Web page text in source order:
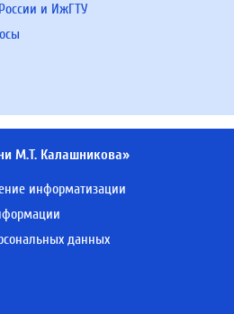
и ИжГТУ
М.Т. Калашникова»
информатизации
данных